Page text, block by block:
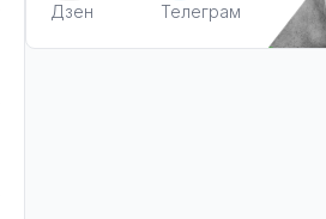
Дзен Телеграм